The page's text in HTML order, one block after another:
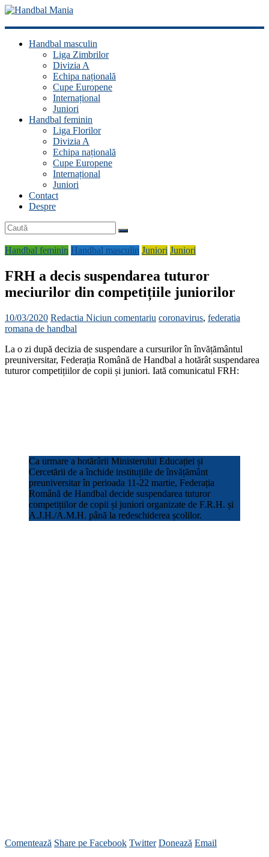
Handbal
ManiaHandbal masculin
Liga Zimbrilor
Divizia A
Echipa națională
Cupe Europene
Internațional
Juniori
Handbal feminin
Liga Florilor
Divizia A
Echipa națională
Cupe Europene
Internațional
Juniori
Contact
Despre
Handbal feminin Handbal masculin Juniori Juniori
FRH a decis suspendarea tuturor
meciurilor din competițiile juniorilor
10/03/2020 Redactia Niciun comentariu coronavirus, federatia
romana de handbal
La o zi după decizia de suspendare a cursurilor în învățământul
preuniversitar, Federația Română de Handbal a hotărât suspendarea
tuturor competițiilor de copii și juniori. Iată comunicatul FRH:
Ca urmare a hotărârii Ministerului Educației și
Cercetării de a închide instituțiile de învățământ
preuniversitar în perioada 11-22 martie, Federația
Română de Handbal decide suspendarea tuturor
competițiilor de copii și juniori organizate de F.R.H. și
A.J.H./A.M.H. până la redeschiderea școlilor.
Comentează Share pe Facebook Twitter Donează Email